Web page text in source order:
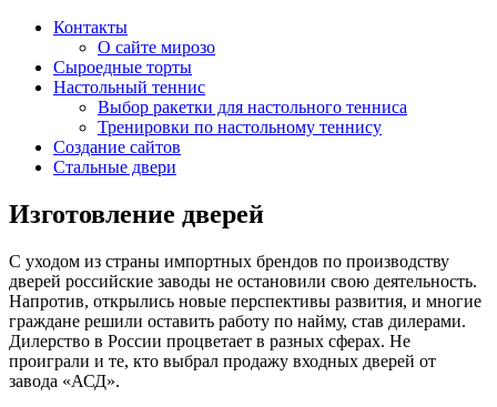
Контакты
О сайте мирозо
Сыроедные торты
Настольный теннис
Выбор ракетки для настольного тенниса
Тренировки по настольному теннису
Создание сайтов
Стальные двери
Изготовление дверей
С уходом из страны импортных брендов по производству
дверей российские заводы не остановили свою деятельность.
Напротив, открылись новые перспективы развития, и многие
граждане решили оставить работу по найму, став дилерами.
Дилерство в России процветает в разных сферах. Не
проиграли и те, кто выбрал продажу входных дверей от
завода «АСД».